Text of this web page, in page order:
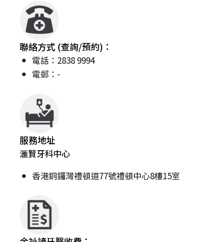
聯絡方式 (查詢/預約)：
電話：2838 9994
電郵：-
服務地址
滙賢牙科中心
香港銅鑼灣禮頓道77號禮頓中心8樓15室